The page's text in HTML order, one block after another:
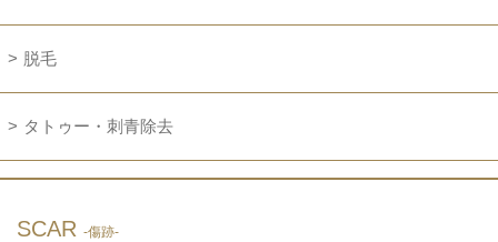
脱毛
タトゥー・刺青除去
SCAR -傷跡-